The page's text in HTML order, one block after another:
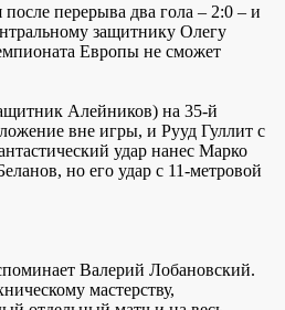
перерыва два гола – 2:0 – и
защитнику Олегу
Европы не сможет
Алейников) на 35-й
вне игры, и Рууд Гуллит с
удар нанес Марко
но его удар с 11-метровой
Валерий Лобановский.
мастерству,